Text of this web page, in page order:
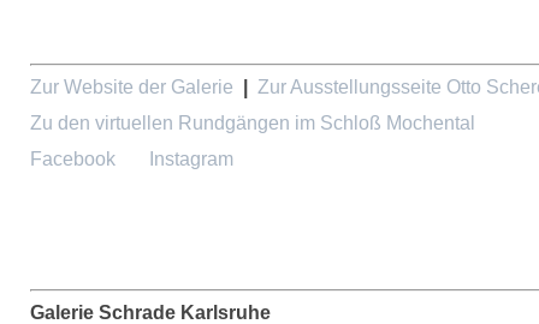
Zur Website der Galerie
Zur Ausstellungsseite Otto
Zu den virtuellen Rundgängen im Schloß Mochental
Facebook
Instagram
Galerie Schrade Karlsruhe